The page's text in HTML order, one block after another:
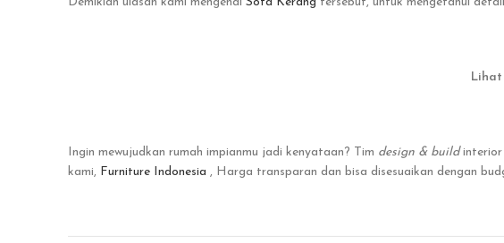
Lihat
Ingin mewujudkan rumah impianmu jadi kenyataan? Tim design & buildinterior
kami, Furniture Indonesia , Harga transparan dan bisa disesuaikan dengan